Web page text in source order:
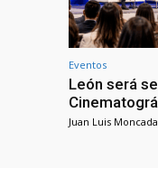
Eventos
León será
Juan Luis